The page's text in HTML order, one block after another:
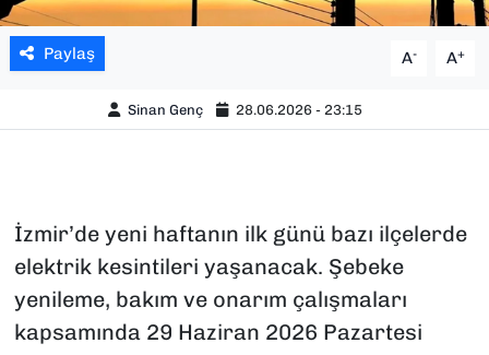
Paylaş A- A+
Sinan Genç 28.06.2026 - 23:15
İzmir’de yeni haftanın ilk günü bazı ilçelerde
elektrik kesintileri yaşanacak. Şebeke
yenileme, bakım ve onarım çalışmaları
kapsamında 29 Haziran 2026 Pazartesi